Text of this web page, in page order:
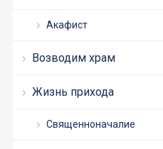
Акафист
Возводим храм
Жизнь прихода
Священноначалие